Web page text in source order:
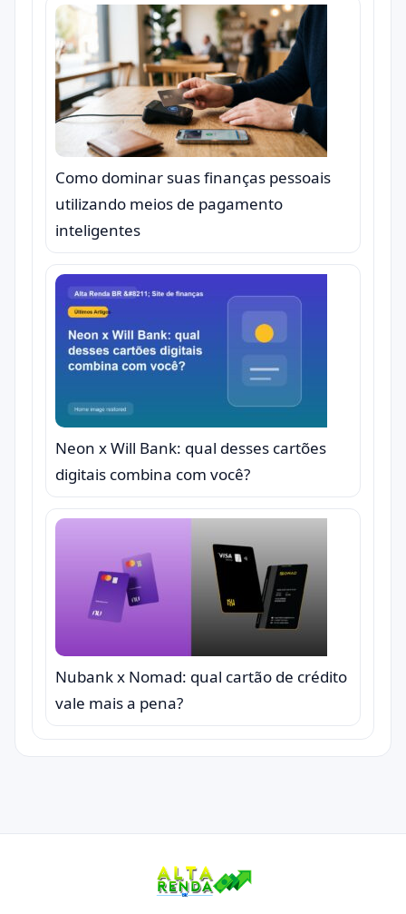
Como dominar suas finanças pessoais
utilizando meios de pagamento
inteligentes
Neon x Will Bank: qual desses cartões
digitais combina com você?
Nubank x Nomad: qual cartão de crédito
vale mais a pena?